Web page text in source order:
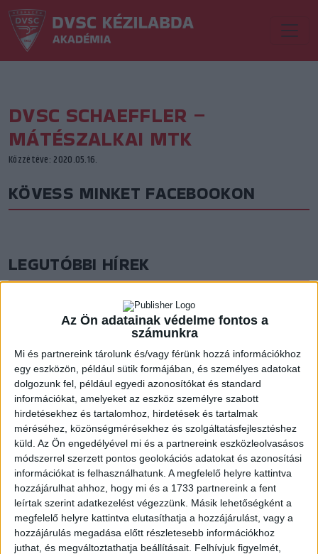
Az Ön adatainak védelme fontos a
számunkra
Mi és partnereink tárolunk és/vagy férünk hozzá információkhoz
egy eszközön, például sütik formájában, és személyes adatokat
dolgozunk fel, például egyedi azonosítókat és standard
információkat, amelyeket az eszköz személyre szabott
hirdetésekhez és tartalomhoz, hirdetések és tartalmak
méréséhez, közönségmérésekhez és szolgáltatásfejlesztéshez
küld. Az Ön engedélyével mi és a partnereink eszközleolvasásos
módszerrel szerzett pontos geolokációs adatokat és azonosítási
információkat is felhasználhatunk. A megfelelő helyre kattintva
hozzájárulhat ahhoz, hogy mi és a 1733 partnereink a fent
leírtak szerint adatkezelést végezzünk. Másik lehetőségként a
megfelelő helyre kattintva elutasíthatja a hozzájárulást, vagy a
hozzájárulás megadása előtt részletesebb információkhoz
juthat, és megváltoztathatja beállításait. Felhívjuk figyelmét,
DVSC SCHAEFFLER –
MÁTÉSZALKAI MTK
Közzétéve: 2020.05.16.
KÖVESS MINKET FACEBOOKON
LEGUTÓBBI HÍREK
AZ ELSŐ LÉPÉSEK
2026.08.07. 16:45
Lejátszotta első felkészülési mérkőzéseit a formálódó, sok új játékossal
felálló...Bővebben →
U18-AS VB: HIBÁTLAN CSOPORTKÖR
2026.08.01. 16:08
Mindhárom csoportmérkőzését megnyerte a magyar ifjúsági válogatott az
U18-as vilégbajnokságon,...Bővebben →
SORSOLTAK AZ NB I/B-BEN
2026.07.31. 19:57
Akadémistáink az előző évekhez hasonlóan a 2026/2027-es szezonban is
megméretteti... Bővebben →